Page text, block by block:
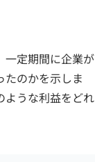
一定期間に企業が
たのかを示しま
ような利益をどれ